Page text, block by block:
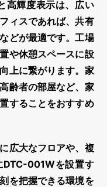
高輝度表示は、広い
ィスであれば、共有
どが最適です。工場
や休憩スペースに設
上に繋がります。家
齢者の部屋など、家
することをおすすめ
広大なフロアや、複
DTC-001Wを設置す
を把握できる環境を